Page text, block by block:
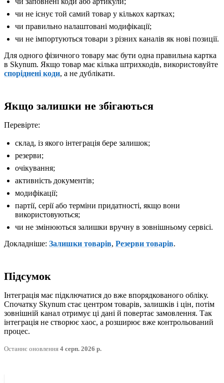
чи не існує той самий товар у кількох картках;
чи правильно налаштовані модифікації;
чи не імпортуються товари з різних каналів як нові позиції.
Для одного фізичного товару має бути одна правильна картка
в Skynum. Якщо товар має кілька штрихкодів, використовуйте
споріднені коди, а не дублікати.
Якщо залишки не збігаються
Перевірте:
склад, із якого інтеграція бере залишок;
резерви;
очікування;
активність документів;
модифікації;
партії, серії або терміни придатності, якщо вони
використовуються;
чи не змінюються залишки вручну в зовнішньому сервісі.
Докладніше: Залишки товарів, Резерви товарів.
Підсумок
Інтеграція має підключатися до вже впорядкованого обліку.
Спочатку Skynum стає центром товарів, залишків і цін, потім
зовнішній канал отримує ці дані й повертає замовлення. Так
інтеграція не створює хаос, а розширює вже контрольований
процес.
Останнє оновлення 4 серп. 2026 р.